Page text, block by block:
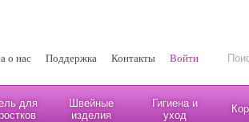
о нас Поддержка Контакты Войти
для
Швейные
изделия
Гигиена и
уход